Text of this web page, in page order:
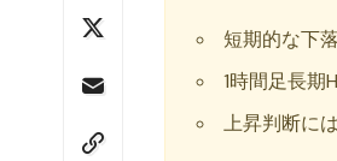
短期的な下
1時間足長期
上昇判断に